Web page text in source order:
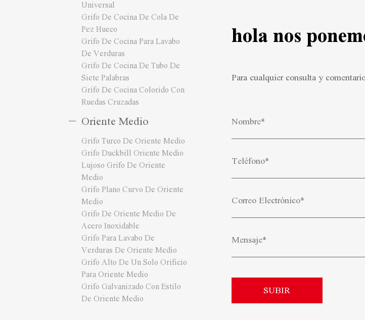
Universal
Grifo De Cocina De Cola De
Pez Hueco
Grifo De Cocina Para Lavabo
De Verduras
Grifo De Cocina De Tubo De
Siete Palabras
Grifo De Cocina Colorido Con
Ruedas Cruzadas
Oriente Medio
Grifo Turco De Oriente Medio
Grifo Duckbill Oriente Medio
Lujoso Grifo De Oriente
Medio
Grifo Plano Curvo De Oriente
Medio
Grifo De Oriente Medio De
Acero Inoxidable
Grifo Para Lavabo De
Verduras De Oriente Medio
Grifo Alto De Un Solo Orificio
Para Oriente Medio
Grifo Galvanizado Con Estilo
De Oriente Medio
hola nos
Para cualquier consulta y